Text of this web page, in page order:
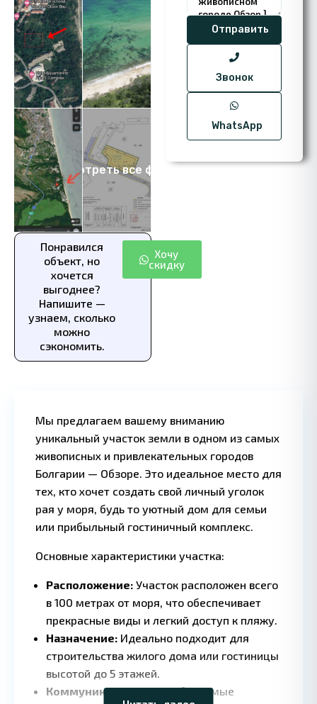
Посмотреть все фото 5
Понравился
объект, но
хочется
выгоднее?
Напишите —
узнаем, сколько
можно
сэкономить.
Хочу
скидку
Звонок
WhatsApp
Мы предлагаем вашему вниманию
уникальный участок земли в одном из самых
живописных и привлекательных городов
Болгарии — Обзоре. Это идеальное место для
тех, кто хочет создать свой личный уголок
рая у моря, будь то уютный дом для семьи
или прибыльный гостиничный комплекс.
Основные характеристики участка:
Расположение: Участок расположен всего
в 100 метрах от моря, что обеспечивает
прекрасные виды и легкий доступ к пляжу.
Назначение: Идеально подходит для
строительства жилого дома или гостиницы
высотой до 5 этажей.
Коммуникации:Все необходимые
OpenStreetMap